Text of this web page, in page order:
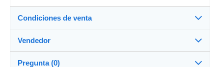
Condiciones de venta
Destino:
Ver la lista de países
Vendedor
Pregunta (0)